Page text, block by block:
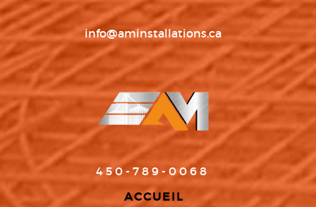
info@aminstallations.ca
450-789-0068
ACCUEIL